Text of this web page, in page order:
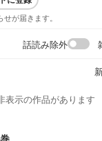
が届きます。
話読み除外
表示の作品があります